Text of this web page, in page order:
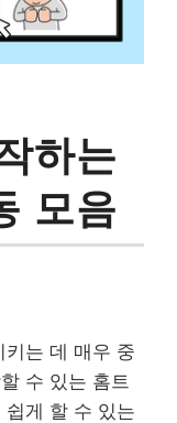
하는
모음
키는 데 매우 중
수 있는 홈트
쉽게 할 수 있는